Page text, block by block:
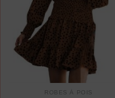
ROBES À POIS